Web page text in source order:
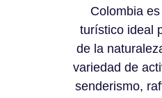
Colombia
turístico ideal
de la
variedad de
senderismo,